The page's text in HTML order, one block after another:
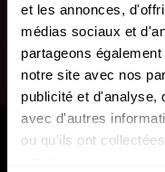
et les annonces,
médias sociaux et
partageons
notre site avec nos
publicité et d'analyse,
avec d'autres
ou qu'ils ont
AFTERMOVIE